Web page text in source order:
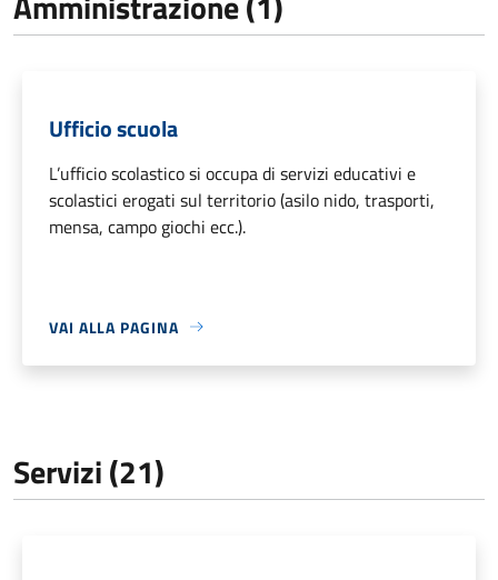
Ufficio scuola
L’ufficio scolastico si occupa di servizi educativi e
scolastici erogati sul territorio (asilo nido, trasporti,
mensa, campo giochi ecc.).
VAI ALLA PAGINA
Servizi (21)